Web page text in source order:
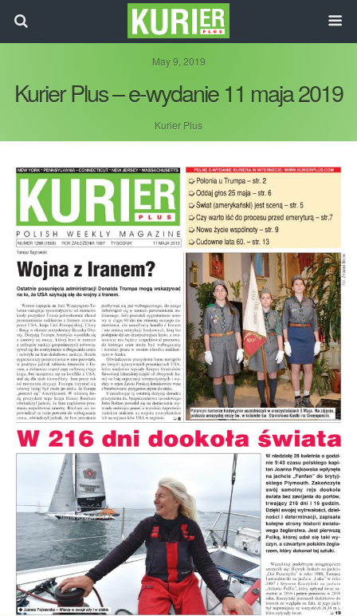
May 9, 2019
Kurier Plus – e-wydanie 11 maja 2019
Kurier Plus